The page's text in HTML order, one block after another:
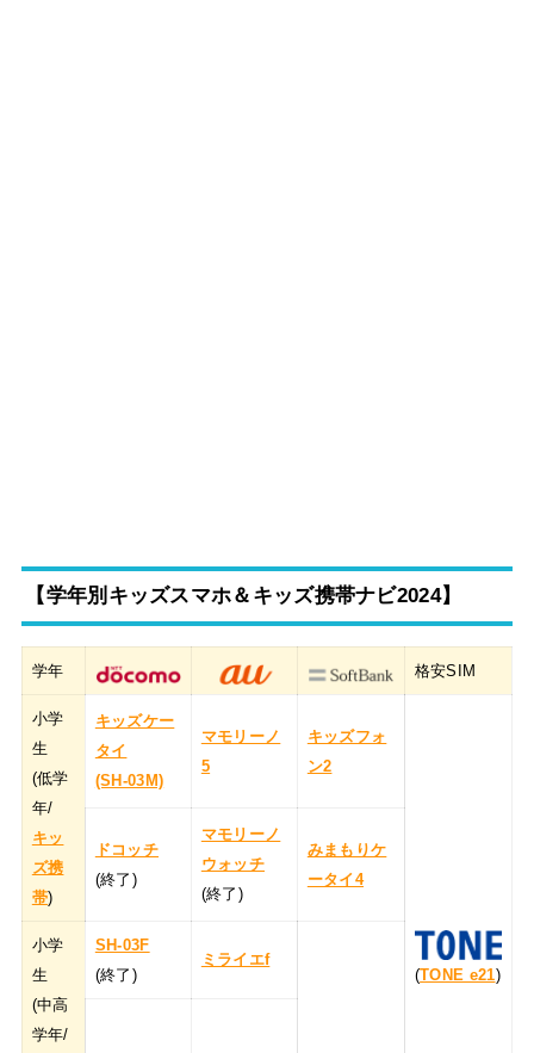
【学年別キッズスマホ＆キッズ携帯ナビ2024】
学年 格安SIM
小学
生
(低学
年/
キッ
ズ携
帯)
キッズケー
タイ
(SH-03M)
マモリーノ
5
キッズフォ
ン2
(TONE e21)
ドコッチ
(終了)
マモリーノ
ウォッチ
(終了)
みまもりケ
ータイ4
小学
生
(中高
学年/
SH-03F
(終了)
ミライエf